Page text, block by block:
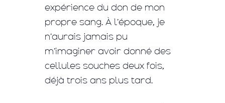
expérience du don de mon
propre sang. À l’époque, je
n’aurais jamais pu
m’imaginer avoir donné des
cellules souches deux fois,
déjà trois ans plus tard.